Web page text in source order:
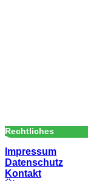
Rechtliches
Impressum
Datenschutz
Kontakt